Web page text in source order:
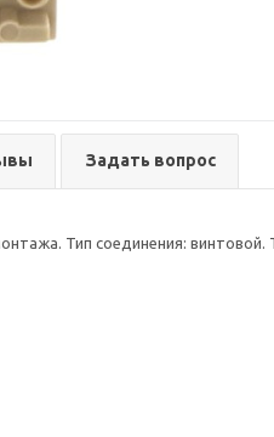
Задать вопрос
Тип соединения: